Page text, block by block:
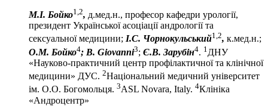
М.І. Бойко1,2, д.мед.н., професор кафедри урології,
президент Української асоціації андрології та
сексуальної медицини; І.С. Чорнокульський1,2, к.мед.н.;
О.М. Бойко4; B. Giovanni3; Є.В. Зарубін4. 1 ДНУ
«Науково-практичний центр профілактичної та клінічної
медицини» ДУС. 2Національний медичний університет
ім. О.О. Богомольця. 3ASL Novara, Italy. 4Клініка
«Андроцентр»